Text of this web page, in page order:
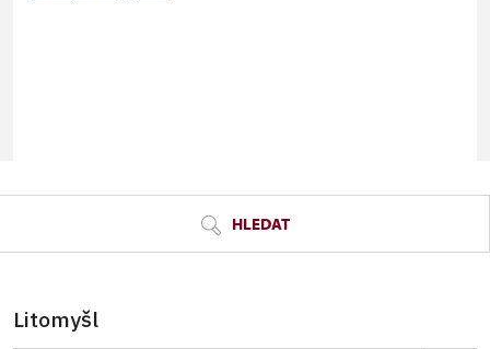
HLEDAT
Litomyšl